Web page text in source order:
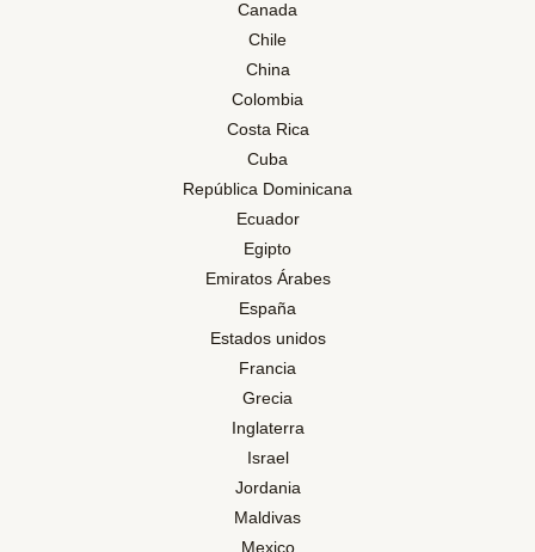
Canada
Chile
China
Colombia
Costa Rica
Cuba
República Dominicana
Ecuador
Egipto
Emiratos Árabes
España
Estados unidos
Francia
Grecia
Inglaterra
Israel
Jordania
Maldivas
Mexico